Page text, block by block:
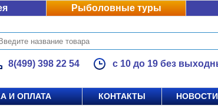
Рыболовные туры
8(499) 398 22 54 с 10 до 19 без
И ОПЛАТА КОНТАКТЫ НОВОСТИ